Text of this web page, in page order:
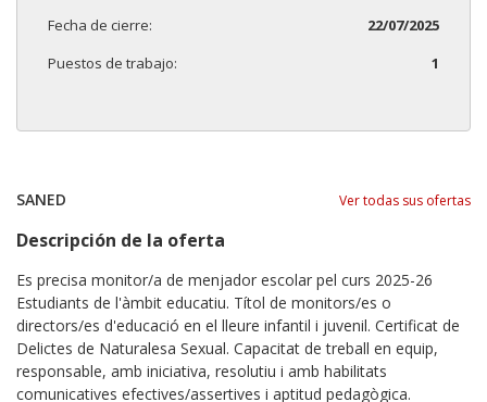
Fecha de cierre:
22/07/2025
Puestos de trabajo:
1
SANED Ver todas sus ofertas
Descripción de la oferta
Es precisa monitor/a de menjador escolar pel curs 2025-26
Estudiants de l'àmbit educatiu. Títol de monitors/es o
directors/es d'educació en el lleure infantil i juvenil. Certificat de
Delictes de Naturalesa Sexual. Capacitat de treball en equip,
responsable, amb iniciativa, resolutiu i amb habilitats
comunicatives efectives/assertives i aptitud pedagògica.